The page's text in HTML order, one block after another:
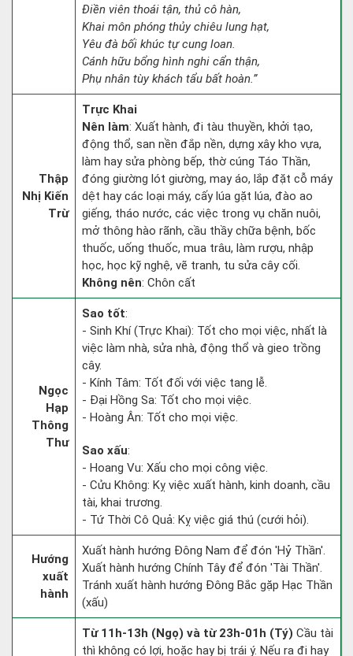
Điền viên thoái tận, thủ cô hàn,
Khai môn phóng thủy chiêu lung hạt,
Yêu đà bối khúc tự cung loan.
Cánh hữu bổng hình nghi cẩn thận,
Phụ nhân tùy khách tẩu bất hoàn.”
Thập
Nhị Kiến
Trừ
Trực Khai
Nên làm: Xuất hành, đi tàu thuyền, khởi tạo,
động thổ, san nền đắp nền, dựng xây kho vựa,
làm hay sửa phòng bếp, thờ cúng Táo Thần,
đóng giường lót giường, may áo, lắp đặt cỗ máy
dệt hay các loại máy, cấy lúa gặt lúa, đào ao
giếng, tháo nước, các việc trong vụ chăn nuôi,
mở thông hào rãnh, cầu thầy chữa bệnh, bốc
thuốc, uống thuốc, mua trâu, làm rượu, nhập
học, học kỹ nghệ, vẽ tranh, tu sửa cây cối.
Không nên: Chôn cất
Ngọc
Hạp
Thông
Thư
Sao tốt:
- Sinh Khí (Trực Khai): Tốt cho mọi việc, nhất là
việc làm nhà, sửa nhà, động thổ và gieo trồng
cây.
- Kính Tâm: Tốt đối với việc tang lễ.
- Đại Hồng Sa: Tốt cho mọi việc.
- Hoàng Ân: Tốt cho mọi việc.
Sao xấu:
- Hoang Vu: Xấu cho mọi công việc.
- Cửu Không: Kỵ việc xuất hành, kinh doanh, cầu
tài, khai trương.
- Tứ Thời Cô Quả: Kỵ việc giá thú (cưới hỏi).
Hướng
xuất
hành
Xuất hành hướng Đông Nam để đón 'Hỷ Thần'.
Xuất hành hướng Chính Tây để đón 'Tài Thần'.
Tránh xuất hành hướng Đông Bắc gặp Hạc Thần
(xấu)
Từ 11h-13h (Ngọ) và từ 23h-01h (Tý) Cầu tài
thì không có lợi, hoặc hay bị trái ý. Nếu ra đi hay